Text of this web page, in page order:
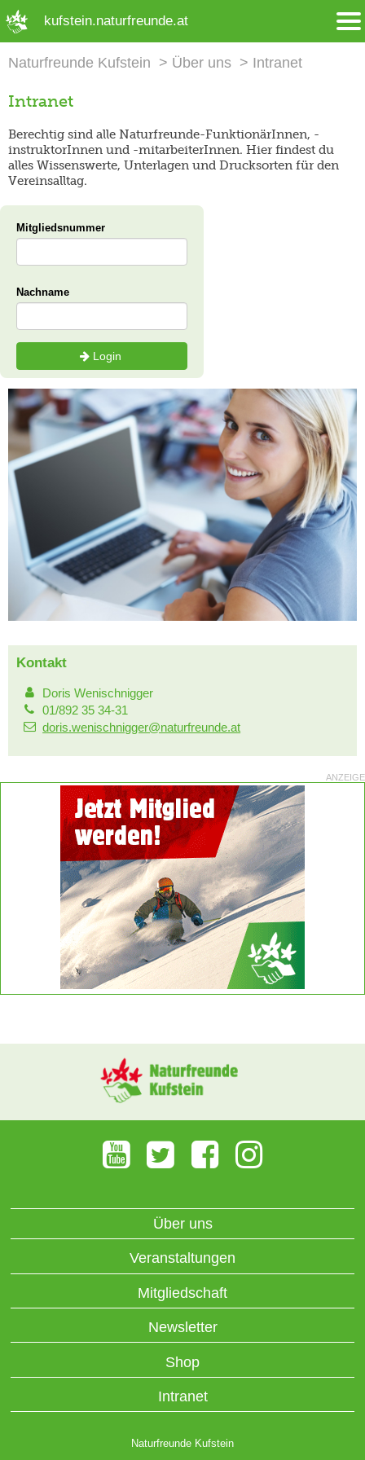
kufstein.naturfreunde.at
Naturfreunde Kufstein Über uns Intranet
Intranet
Berechtig sind alle Naturfreunde-FunktionärInnen, -
instruktorInnen und -mitarbeiterInnen. Hier findest du
alles Wissenswerte, Unterlagen und Drucksorten für den
Vereinsalltag.
Mitgliedsnummer
Nachname
Login
Kontakt
Doris Wenischnigger
01/892 35 34-31
doris.wenischnigger@naturfreunde.at
ANZEIGE
Über uns
Veranstaltungen
Mitgliedschaft
Newsletter
Shop
Intranet
Naturfreunde Kufstein